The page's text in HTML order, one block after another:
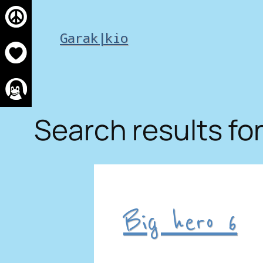
Skip
to
content
Garak|kio
Search results
Big hero 6